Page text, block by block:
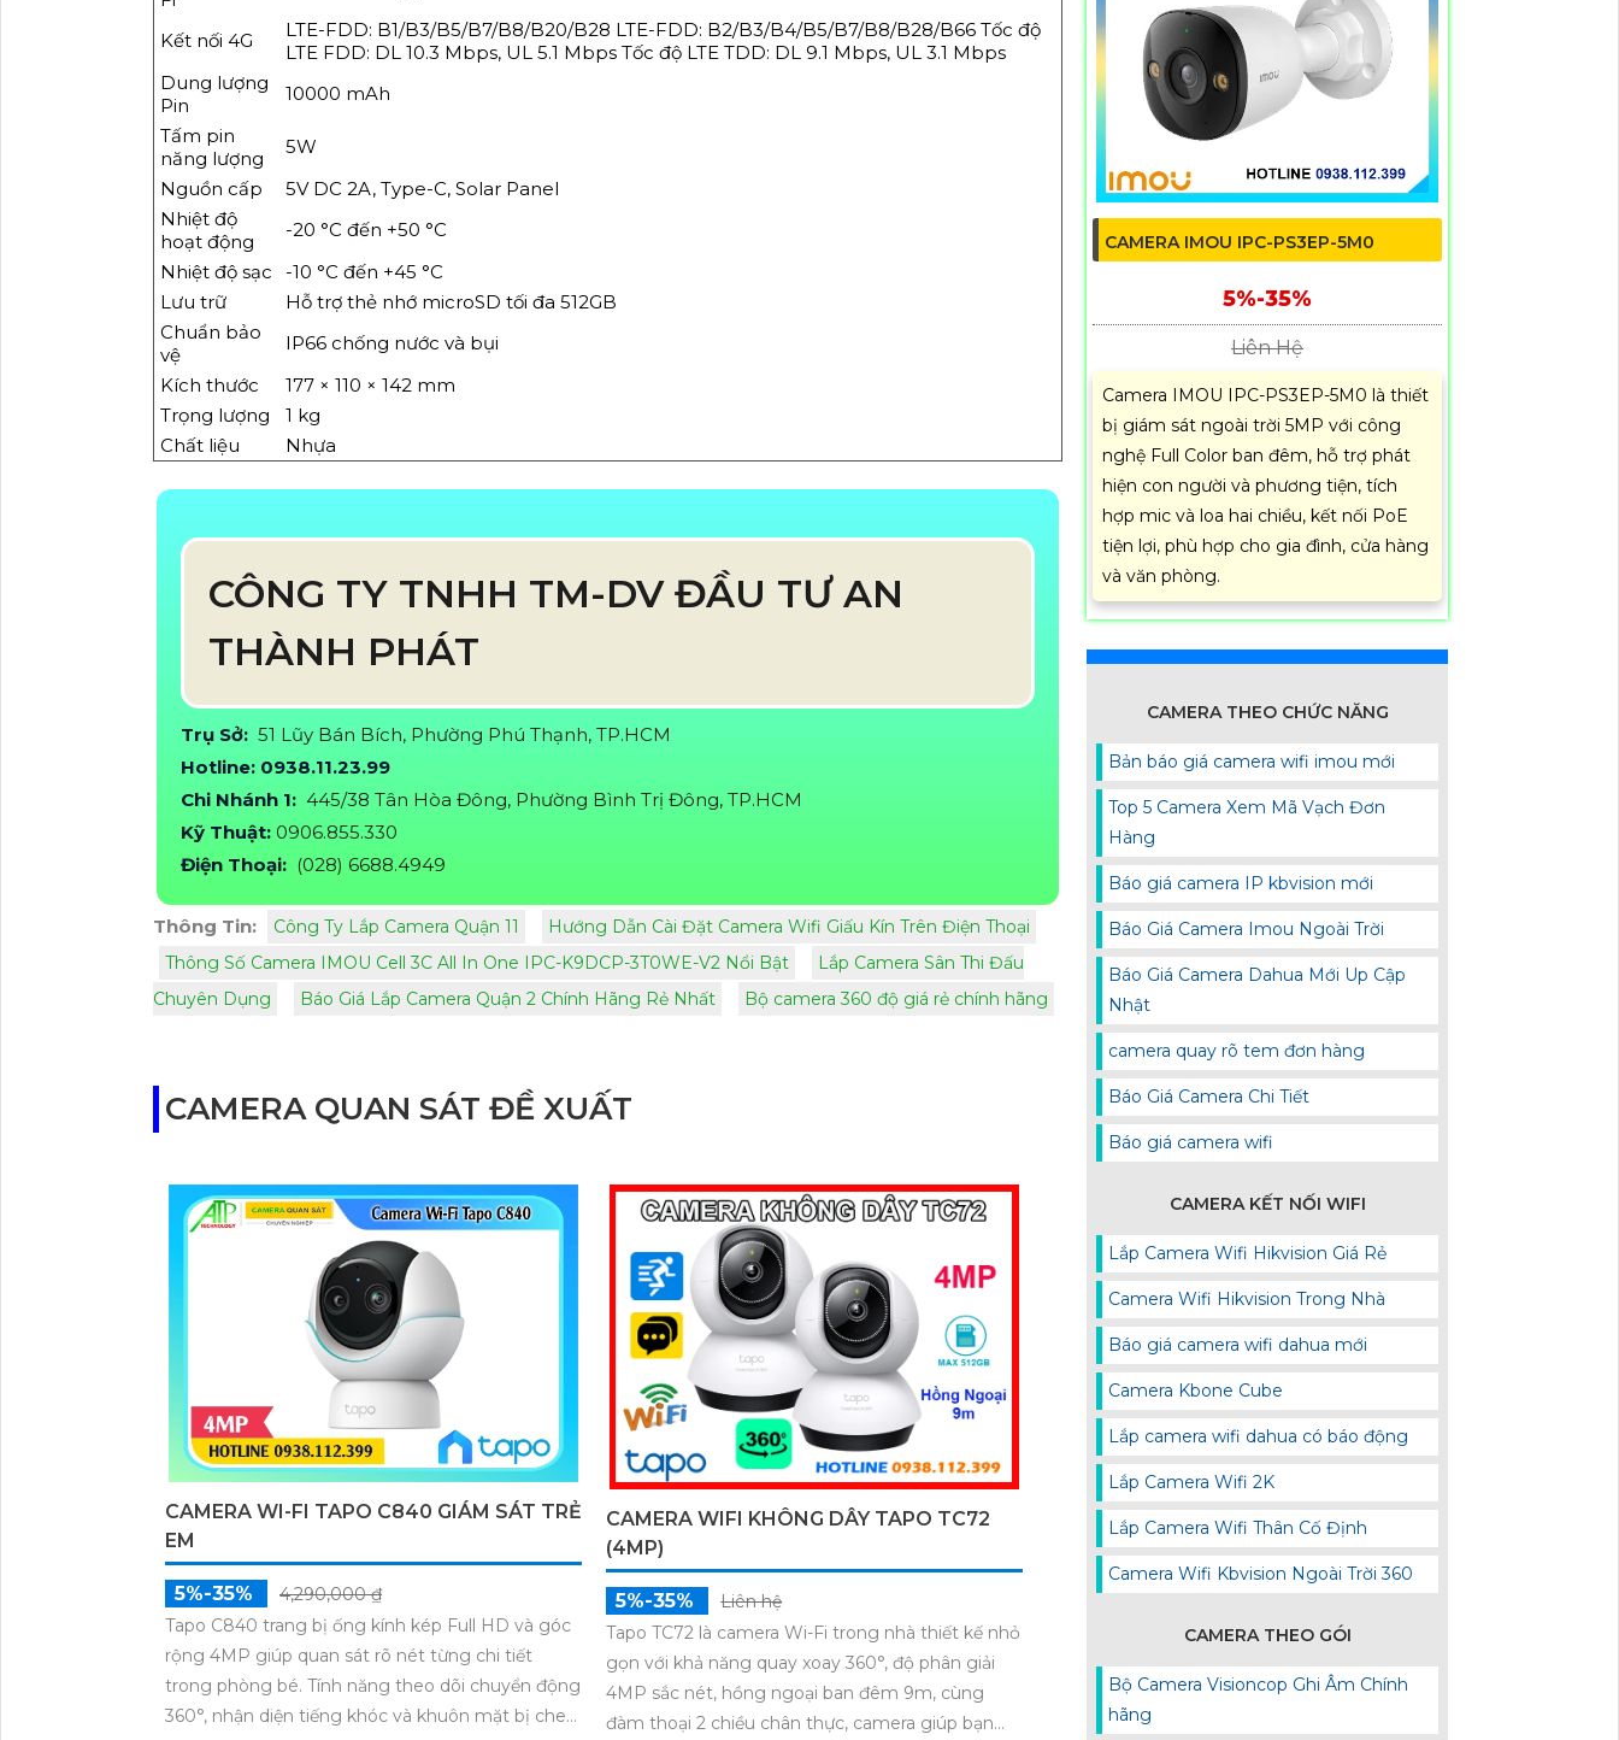
Kết nối 4G
LTE-FDD: B1/B3/B5/B7/B8/B20/B28 LTE-FDD: B2/B3/B4/B5/B7/B8/B28/B66 Tốc độ
LTE FDD: DL 10.3 Mbps, UL 5.1 Mbps Tốc độ LTE TDD: DL 9.1 Mbps, UL 3.1 Mbps
Dung lượng
Pin
10000 mAh
Tấm pin
năng lượng
5W
Nguồn cấp
5V DC 2A, Type-C, Solar Panel
Nhiệt độ
hoạt động
-20 °C đến +50 °C
Nhiệt độ sạc
-10 °C đến +45 °C
Lưu trữ
Hỗ trợ thẻ nhớ microSD tối đa 512GB
Chuẩn bảo
vệ
IP66 chống nước và bụi
Kích thước
177 × 110 × 142 mm
Trọng lượng
1 kg
Chất liệu
Nhựa
CÔNG TY TNHH TM-DV ĐẦU TƯ AN
THÀNH PHÁT
Trụ Sở: 51 Lũy Bán Bích, Phường Phú Thạnh, TP.HCM
Hotline: 0938.11.23.99
Chi Nhánh 1: 445/38 Tân Hòa Đông, Phường Bình Trị Đông, TP.HCM
Kỹ Thuật: 0906.855.330
Điện Thoại: (028) 6688.4949
Thông Tin: Công Ty Lắp Camera Quận 11
Hướng Dẫn Cài Đặt Camera Wifi Giấu Kín Trên Điện Thoại
Thông Số Camera IMOU Cell 3C All In One IPC-K9DCP-3T0WE-V2 Nổi Bật
Lắp Camera Sân Thi Đấu
Chuyên Dụng
Báo Giá Lắp Camera Quận 2 Chính Hãng Rẻ Nhất Bộ camera 360 độ giá rẻ chính hãng
CAMERA QUAN SÁT ĐỀ XUẤT
CAMERA WI-FI TAPO C840 GIÁM SÁT TRẺ
EM
5%-35%
4,290,000 ₫
Tapo C840 trang bị ống kính kép Full HD và góc
rộng 4MP giúp quan sát rõ nét từng chi tiết
trong phòng bé. Tính năng theo dõi chuyển động
360°, nhận diện tiếng khóc và khuôn mặt bị che
CAMERA WIFI KHÔNG DÂY TAPO TC72
(4MP)
5%-35%
Liên hệ
Tapo TC72 là camera Wi-Fi trong nhà thiết kế nhỏ
gọn với khả năng quay xoay 360°, độ phân giải
4MP sắc nét, hồng ngoại ban đêm 9m, cùng
đàm thoại 2 chiều chân thực, camera giúp bạn
CAMERA IMOU IPC-PS3EP-5M0
5%-35%
Liên Hệ
Camera IMOU IPC-PS3EP-5M0 là thiết
bị giám sát ngoài trời 5MP với công
nghệ Full Color ban đêm, hỗ trợ phát
hiện con người và phương tiện, tích
hợp mic và loa hai chiều, kết nối PoE
tiện lợi, phù hợp cho gia đình, cửa hàng
và văn phòng.
CAMERA THEO CHỨC NĂNG
Bản báo giá camera wifi imou mới
Top 5 Camera Xem Mã Vạch Đơn
Hàng
Báo giá camera IP kbvision mới
Báo Giá Camera Imou Ngoài Trời
Báo Giá Camera Dahua Mới Up Cập
Nhật
camera quay rõ tem đơn hàng
Báo Giá Camera Chi Tiết
Báo giá camera wifi
CAMERA KẾT NỐI WIFI
Lắp Camera Wifi Hikvision Giá Rẻ
Camera Wifi Hikvision Trong Nhà
Báo giá camera wifi dahua mới
Camera Kbone Cube
Lắp camera wifi dahua có báo động
Lắp Camera Wifi 2K
Lắp Camera Wifi Thân Cố Định
Camera Wifi Kbvision Ngoài Trời 360
CAMERA THEO GÓI
Bộ Camera Visioncop Ghi Âm Chính
hãng